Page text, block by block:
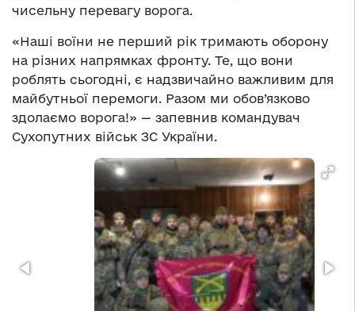
чисельну перевагу ворога.
«Наші воїни не перший рік тримають оборону
на різних напрямках фронту. Те, що вони
роблять сьогодні, є надзвичайно важливим для
майбутньої перемоги. Разом ми обов’язково
здолаємо ворога!» — запевнив командувач
Сухопутних військ ЗС України.